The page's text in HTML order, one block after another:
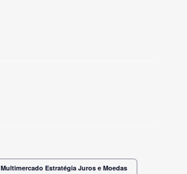
Multimercado Estratégia Juros e Moedas